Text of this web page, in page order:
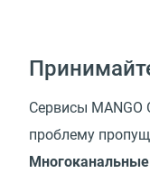
Сервисы MANGO
проблему